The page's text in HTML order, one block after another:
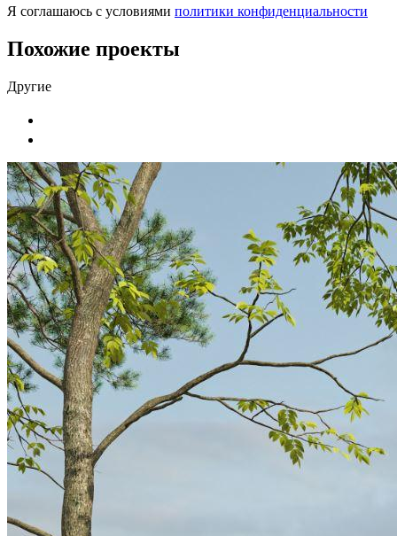
Я соглашаюсь с условиями политики конфиденциальности
Похожие проекты
Другие